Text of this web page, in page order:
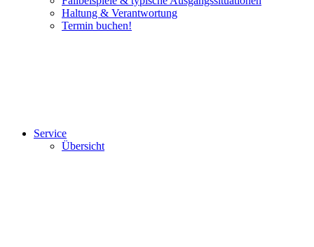
Haltung & Verantwortung
Termin buchen!
Service
Übersicht